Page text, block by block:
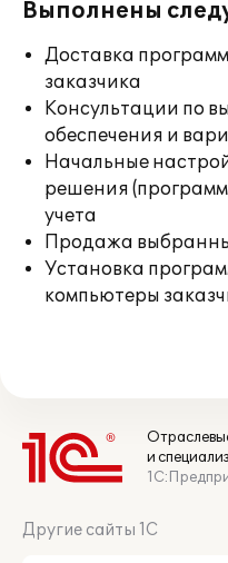
Выполнены
Доставка
заказчика
Консультации по
обеспечения и
Начальные
решения
учета
Продажа
Установка
компьютеры
и
Другие сайты 1С